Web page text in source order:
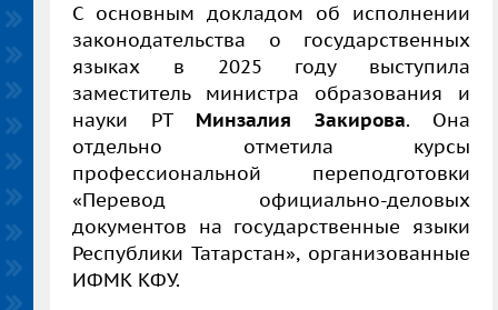
С основным докладом об исполнении
законодательства о государственных
языках в 2025 году выступила
заместитель министра образования и
науки РТ Минзалия Закирова. Она
отдельно отметила курсы
профессиональной переподготовки
«Перевод официально-деловых
документов на государственные языки
Республики Татарстан», организованные
ИФМК КФУ.